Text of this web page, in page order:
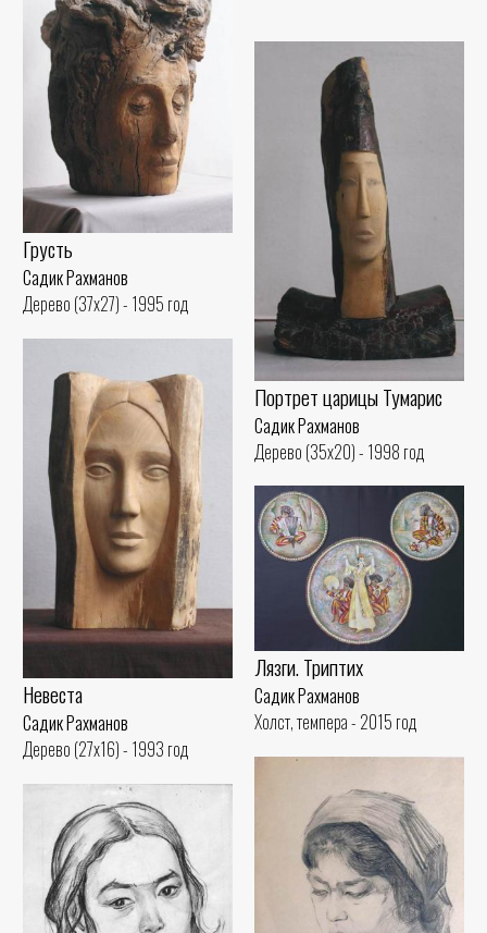
Грусть
Садик Рахманов
Дерево (37x27) - 1995 год
Портрет царицы Тумарис
Садик Рахманов
Дерево (35x20) - 1998 год
Невеста
Садик Рахманов
Дерево (27x16) - 1993 год
Лязги. Триптих
Садик Рахманов
Холст, темпера - 2015 год